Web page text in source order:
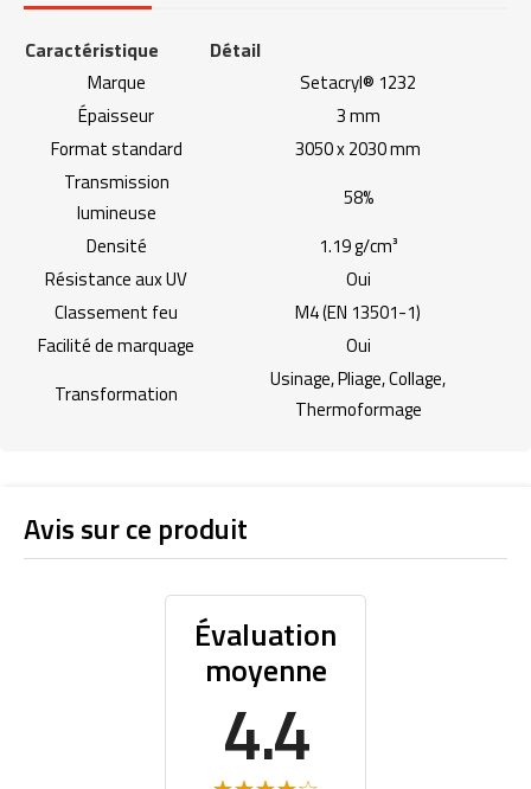
Caractéristique Détail
Marque
Setacryl® 1232
Épaisseur
3 mm
Format standard
3050 x 2030 mm
Transmission
lumineuse
58%
Densité
1.19 g/cm³
Résistance aux UV
Oui
Classement feu
M4 (EN 13501-1)
Facilité de marquage
Oui
Transformation
Usinage, Pliage, Collage,
Thermoformage
Avis sur ce produit
Évaluation
moyenne
4.4